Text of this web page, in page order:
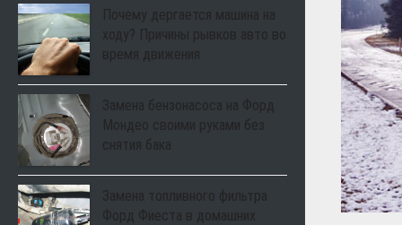
Почему дергается машина на
ходу? Причины рывков авто во
время движения
Замена бензонасоса на Форд
Мондео своими руками без
снятия бака
Замена топливного фильтра
Форд Фиеста в домашних